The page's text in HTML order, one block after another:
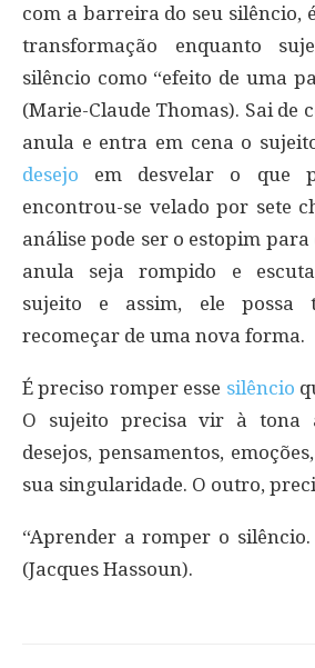
com a barreira do seu silêncio,
transformação enquanto
silêncio como “efeito de uma
(Marie-Claude Thomas). Sai de
anula e entra em cena o
desejo em desvelar o que
encontrou-se velado por sete
análise pode ser o estopim para
anula seja rompido e
sujeito e assim, ele possa
recomeçar de uma nova forma.
É preciso romper esse silêncio
O sujeito precisa vir à tona
desejos, pensamentos,
sua singularidade. O outro,
“Aprender a romper o
(Jacques Hassoun).